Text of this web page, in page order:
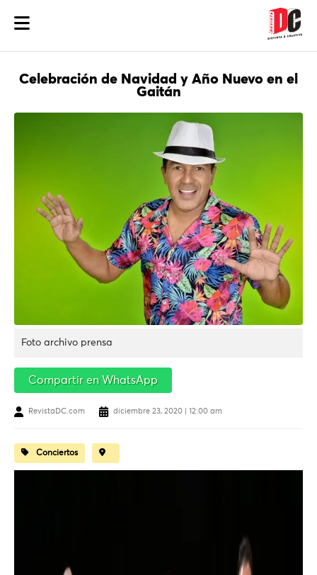
Celebración de Navidad y Año Nuevo en el
Gaitán
Foto archivo prensa
Compartir en WhatsApp
RevistaDC.com diciembre 23, 2020 | 12:00 am
Conciertos